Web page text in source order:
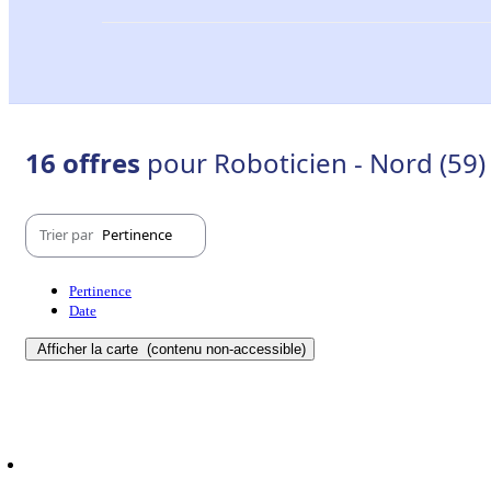
16 offres pour Roboticien - Nord (59)
Trier par Pertinence
Pertinence
Date
Afficher la carte (contenu non-accessible)